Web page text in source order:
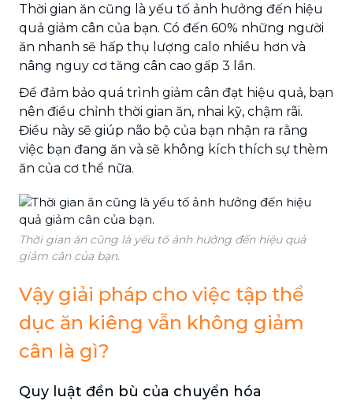
Thời gian ăn cũng là yếu tố ảnh hưởng đến hiệu
quả giảm cân của bạn. Có đến 60% những người
ăn nhanh sẽ hấp thụ lượng calo nhiều hơn và
nâng nguy cơ tăng cân cao gấp 3 lần.
Để đảm bảo quá trình giảm cân đạt hiệu quả, bạn
nên điều chỉnh thời gian ăn, nhai kỹ, chậm rãi.
Điều này sẽ giúp não bộ của bạn nhận ra rằng
việc bạn đang ăn và sẽ không kích thích sự thèm
ăn của cơ thể nữa.
Thời gian ăn cũng là yếu tố ảnh hưởng đến hiệu quả
giảm cân của bạn.
Vậy giải pháp cho việc tập thể
dục ăn kiêng vẫn không giảm
cân là gì?
Quy luật đền bù của chuyển hóa